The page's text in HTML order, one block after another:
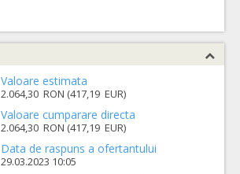
Valoare estimata
2.064,30 RON (417,19 EUR)
Valoare cumparare directa
2.064,30 RON (417,19 EUR)
Data de raspuns a ofertantului
29.03.2023 10:05